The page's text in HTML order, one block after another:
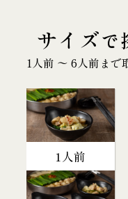
サイズで
1人前 〜 6人前まで
1人前